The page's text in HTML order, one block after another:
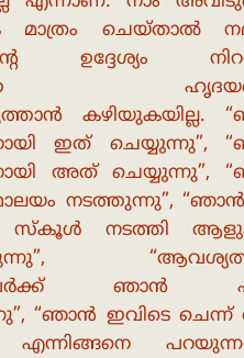
മാത്രം ചെയ്താൽ
ഉദ്ദേശ്യം
കഴിയുകയില്ല.
ഇത് ചെയ്യുന്നു”,
അത് ചെയ്യുന്നു”,
നടത്തുന്നു”,
നടത്തി
ഞാൻ
“ഞാൻ ഇവിടെ
എന്നിങ്ങനെ